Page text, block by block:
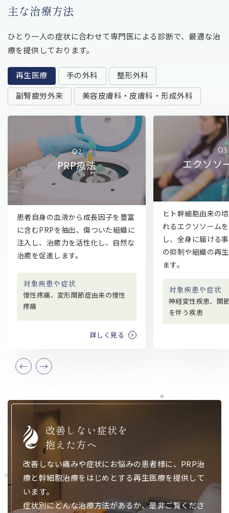
主 な治療方法
ひとり一人の症状に合わせて専門医による診断で、最適な治
療を提供しております。
再生医療 手の外科
整形外科
副腎疲労外来
美容皮膚科・皮膚科・形成外科
PRP療法
液から成長因子を豊富
抽出、傷ついた組織に
力を活性化し、自然な
ます。
変形関節症由来の慢性
エクソソーム点滴
ヒト幹細胞由来の培養液から産生さ
れるエクソソームを血管内に投与
し、全身に届ける事で、病的な炎症
の抑制や組織の再生促進が期待され
対象疾患や症状
神経変性疾患、関節炎などの炎症
改善しない症状を
抱えた方へ
改善しない痛みや症状にお悩みの患者様に、 PRP治
療と幹細胞治療をはじめとする再生医療を提供して
います。
症状別にどんな治療方法があるか、是非ご覧くださ